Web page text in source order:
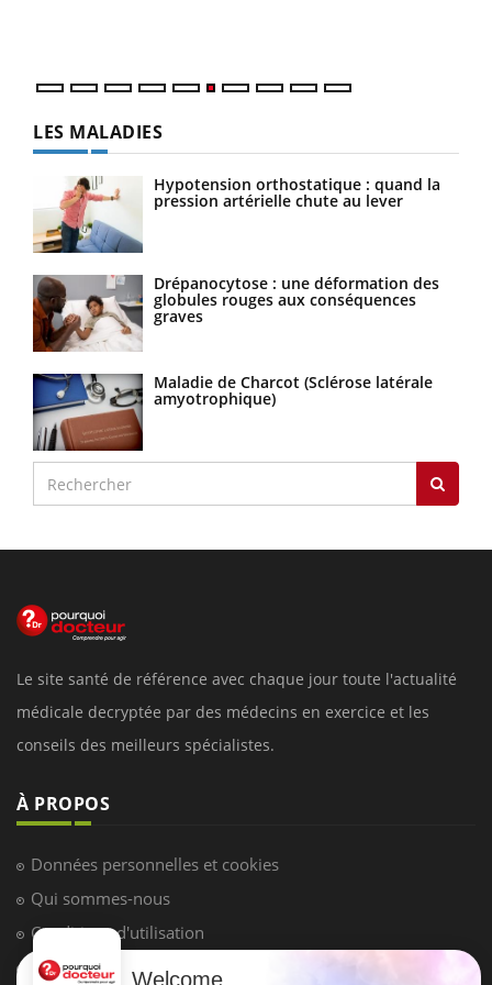
LES MALADIES
Hypotension orthostatique : quand la
pression artérielle chute au lever
Drépanocytose : une déformation des
globules rouges aux conséquences
graves
Maladie de Charcot (Sclérose latérale
amyotrophique)
Le site santé de référence avec chaque jour toute l'actualité
médicale decryptée par des médecins en exercice et les
conseils des meilleurs spécialistes.
À PROPOS
Données personnelles et cookies
Qui sommes-nous
Conditions d'utilisation
Plan du site
Welcome